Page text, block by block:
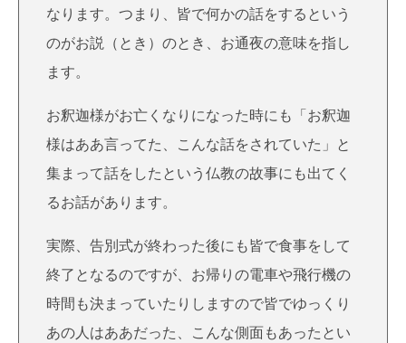
なります。つまり、皆で何かの話をするという
のがお説（とき）のとき、お通夜の意味を指し
ます。
お釈迦様がお亡くなりになった時にも「お釈迦
様はああ言ってた、こんな話をされていた」と
集まって話をしたという仏教の故事にも出てく
るお話があります。
実際、告別式が終わった後にも皆で食事をして
終了となるのですが、お帰りの電車や飛行機の
時間も決まっていたりしますので皆でゆっくり
あの人はああだった、こんな側面もあったとい